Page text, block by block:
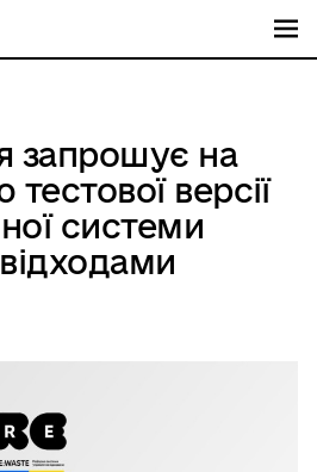
запрошує на
версії
системи